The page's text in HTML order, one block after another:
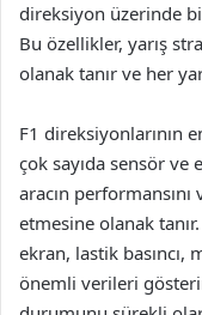
direksiyon üzerinde
Bu özellikler, yarış
olanak tanır ve her
F1 direksiyonlarının
çok sayıda sensör
aracın
etmesine olanak
ekran, lastik basıncı,
önemli verileri